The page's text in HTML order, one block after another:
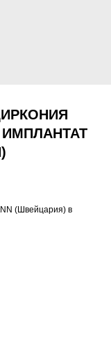
(Швейцария) в